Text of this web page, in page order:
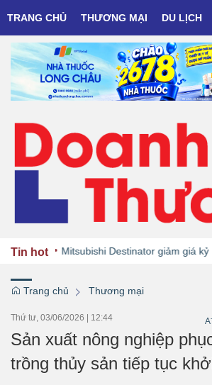
TRANG CHỦ THƯƠNG MẠI DU LỊCH
Tin hotMitsubishi Destinator giảm giá kỷ
Trang chủ Thương mại
Thứ tư, 03/06/2026 | 12:44 A-
Sản xuất nông nghiệp
trồng thủy sản tiếp tục